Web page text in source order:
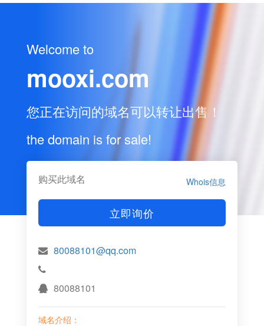
Welcome to
mooxi.com
您正在访问的域名可以转让出售！
the domain is for sale!
购买此域名 Whois信息
立即询价
80088101@qq.com
80088101
域名介绍：